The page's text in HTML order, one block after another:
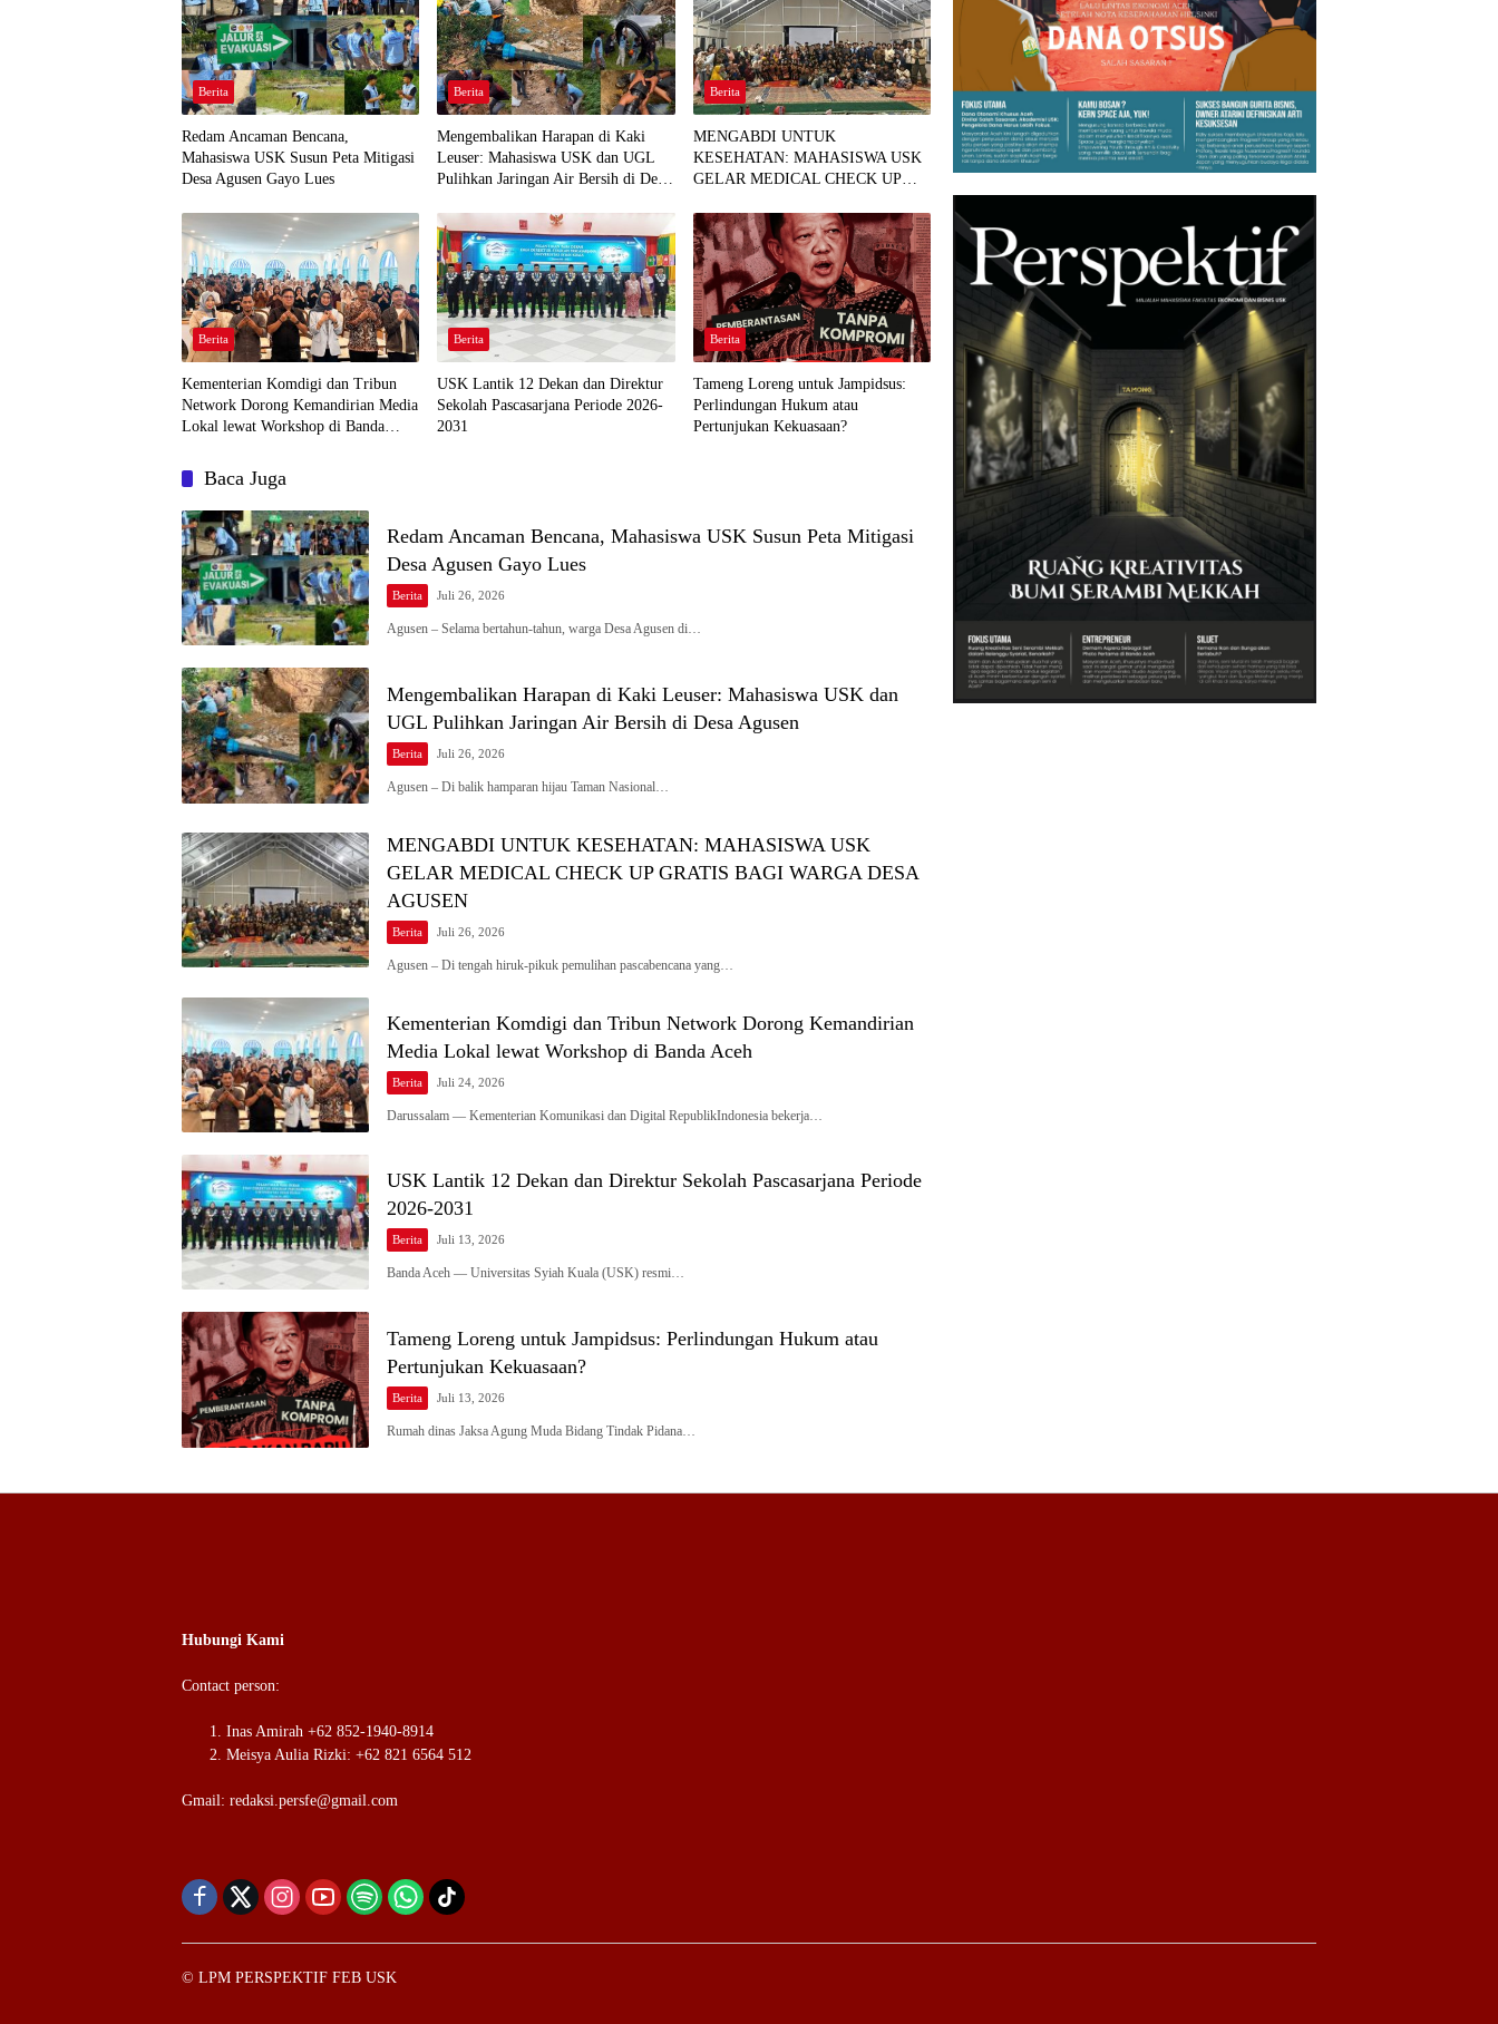
Berita
Redam Ancaman Bencana,
Mahasiswa USK Susun Peta Mitigasi
Desa Agusen Gayo Lues
Berita
Mengembalikan Harapan di Kaki
Leuser: Mahasiswa USK dan UGL
Pulihkan Jaringan Air Bersih di Desa
Berita
MENGABDI UNTUK
KESEHATAN: MAHASISWA USK
GELAR MEDICAL CHECK UP
AGUSEN
Berita
Kementerian Komdigi dan Tribun
Network Dorong Kemandirian Media
Lokal lewat Workshop di Banda
Berita
USK Lantik 12 Dekan dan Direktur
Sekolah Pascasarjana Periode 2026-
2031
Berita
Tameng Loreng untuk Jampidsus:
Perlindungan Hukum atau
Pertunjukan Kekuasaan?
Baca Juga
Redam Ancaman Bencana, Mahasiswa USK Susun Peta Mitigasi
Desa Agusen Gayo Lues
Berita Juli 26, 2026
Agusen – Selama bertahun-tahun, warga Desa Agusen di…
Mengembalikan Harapan di Kaki Leuser: Mahasiswa USK dan
UGL Pulihkan Jaringan Air Bersih di Desa Agusen
Berita Juli 26, 2026
Agusen – Di balik hamparan hijau Taman Nasional…
MENGABDI UNTUK KESEHATAN: MAHASISWA USK
GELAR MEDICAL CHECK UP GRATIS BAGI WARGA DESA
AGUSEN
Berita Juli 26, 2026
Agusen – Di tengah hiruk-pikuk pemulihan pascabencana yang…
Kementerian Komdigi dan Tribun Network Dorong Kemandirian
Media Lokal lewat Workshop di Banda Aceh
Berita Juli 24, 2026
Darussalam — Kementerian Komunikasi dan Digital RepublikIndonesia bekerja…
USK Lantik 12 Dekan dan Direktur Sekolah Pascasarjana Periode
2026-2031
Berita Juli 13, 2026
Banda Aceh — Universitas Syiah Kuala (USK) resmi…
Tameng Loreng untuk Jampidsus: Perlindungan Hukum atau
Pertunjukan Kekuasaan?
Berita Juli 13, 2026
Rumah dinas Jaksa Agung Muda Bidang Tindak Pidana…
Hubungi Kami
Contact person:
Inas Amirah +62 852-1940-8914
Meisya Aulia Rizki: +62 821 6564 512
Gmail: redaksi.persfe@gmail.com
© LPM PERSPEKTIF FEB USK